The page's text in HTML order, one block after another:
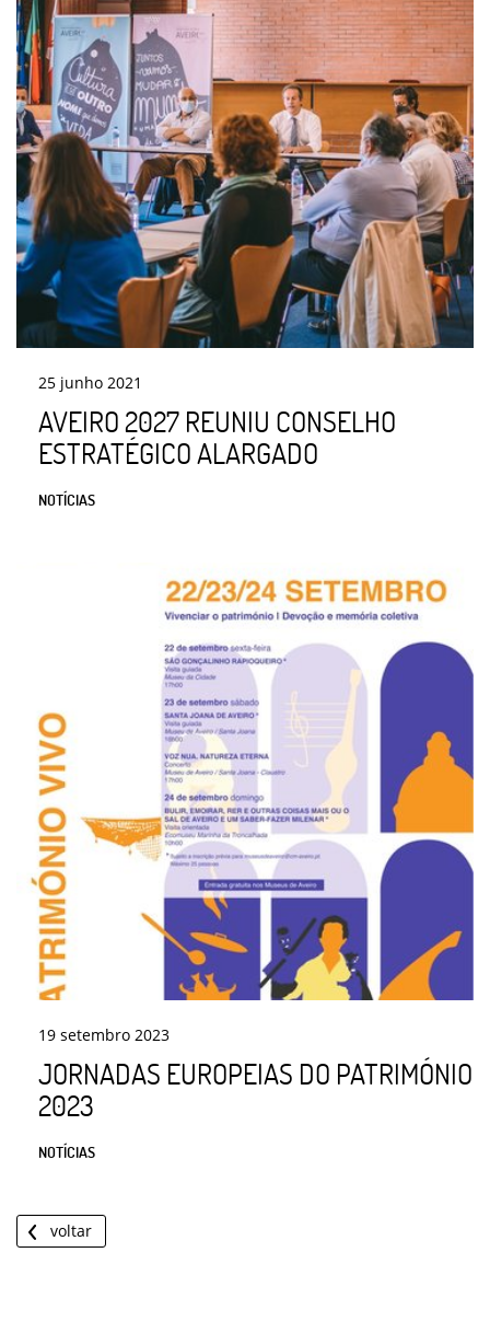
25 junho 2021
AVEIRO 2027 REUNIU CONSELHO
ESTRATÉGICO ALARGADO
NOTÍCIAS
19 setembro 2023
JORNADAS EUROPEIAS DO PATRIMÓNIO
2023
NOTÍCIAS
voltar